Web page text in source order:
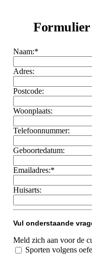
Formulier
Naam:*
Adres:
Postcode:
Woonplaats:
Telefoonnummer:
Geboortedatum:
Emailadres:*
Huisarts:
Vul onderstaande
Meld zich aan voor de
Sporten volgens